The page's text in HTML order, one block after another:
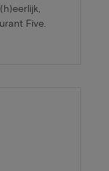
Five.